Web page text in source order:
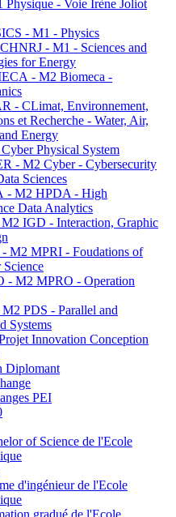
Physique - Voie Irène Joliot
- M1 - Physics
- M1 - Sciences and
for Energy
- M2 Biomeca -
- CLimat, Environnement,
et Recherche - Water, Air,
Energy
Physical System
- M2 Cyber - Cybersecurity
Sciences
- M2 HPDA - High
Data Analytics
IGD - Interaction, Graphic
M2 MPRI - Foudations of
Science
- M2 MPRO - Operation
PDS - Parallel and
Systems
Innovation Conception
Diplomant
PEI
of Science de l'Ecole
d'ingénieur de l'Ecole
gradué de l'Ecole